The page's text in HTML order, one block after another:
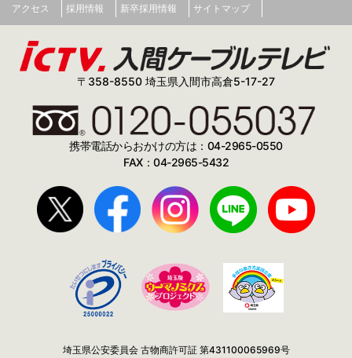
アクセス
採用情報 新卒採用情報 サイトマップ
〒358-8550 埼玉県入間市高倉5-17-27
携帯電話からおかけの方は：04-2965-0550
FAX：04-2965-5432
埼玉県公安委員会 古物商許可証 第431100065969号